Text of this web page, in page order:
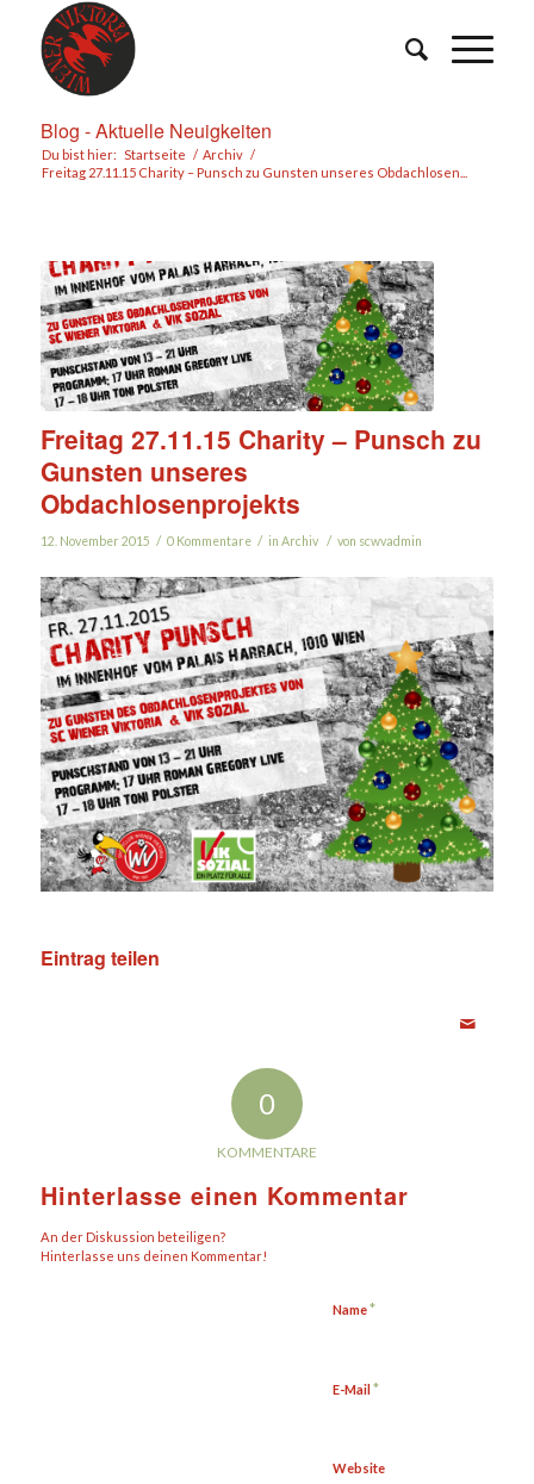
Blog - Aktuelle Neuigkeiten
Du bist hier: Startseite / Archiv /
Freitag 27.11.15 Charity – Punsch zu Gunsten unseres Obdachlosen...
Freitag 27.11.15 Charity – Punsch zu
Gunsten unseres
Obdachlosenprojekts
12. November 2015 / 0 Kommentare / in Archiv / von scwvadmin
Eintrag teilen
0
KOMMENTARE
Hinterlasse einen Kommentar
An der Diskussion beteiligen?
Hinterlasse uns deinen Kommentar!
Name*
E-Mail*
Website